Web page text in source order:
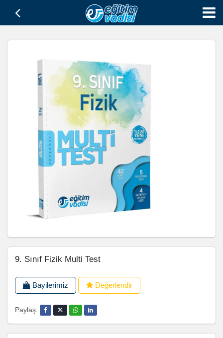
9. Sınıf Fizik Multi Test
Bayilerimiz Değerlendir
Paylaş: